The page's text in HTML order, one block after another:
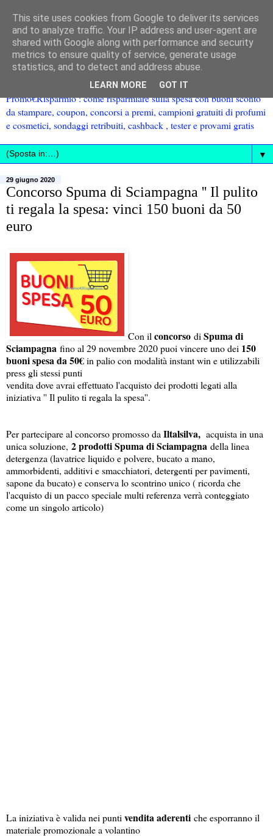
Promo€Risparmio : come risparmiare sulla spesa con buoni sconto
da stampare, coupon, concorsi a premi, campioni gratuiti di profumi
e cosmetici, sondaggi retribuiti, cashback , tester e provami gratis
▼
29 giugno 2020
Concorso Spuma di Sciampagna '' Il pulito
ti regala la spesa: vinci 150 buoni da 50
euro
Con il concorso di Spuma di
Sciampagna fino al 29 novembre 2020 puoi vincere uno dei 150
buoni spesa da 50€in palio con modalità instant win e utilizzabili
press gli stessi punti
vendita dove avrai effettuato l'acquisto dei prodotti legati alla
iniziativa '' Il pulito ti regala la spesa''.
Per partecipare al concorso promosso da Iltalsilva, acquista in una
unica soluzione, 2 prodotti Spuma di Sciampagna della linea
detergenza (lavatrice liquido e polvere, bucato a mano,
ammorbidenti, additivi e smacchiatori, detergenti per pavimenti,
sapone da bucato) e conserva lo scontrino unico ( ricorda che
l'acquisto di un pacco speciale multi referenza verrà conteggiato
come un singolo articolo)
La iniziativa è valida nei punti vendita aderenti che esporranno il
materiale promozionale a volantino
This site uses cookies from Google to deliver its services
and to analyze traffic. Your IP address and user-agent are
shared with Google along with performance and security
metrics to ensure quality of service, generate usage
statistics, and to detect and address abuse.
LEARN MORE GOT IT